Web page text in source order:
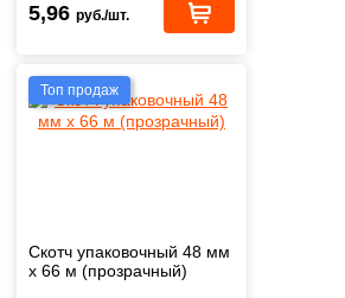
5,96 руб./шт.
Топ продаж
Скотч упаковочный 48 мм
х 66 м (прозрачный)